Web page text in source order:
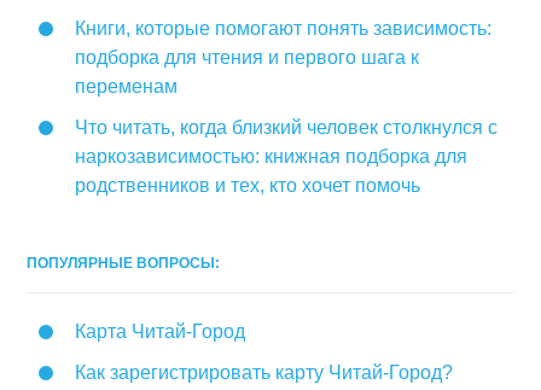
Книги, которые помогают понять зависимость:
подборка для чтения и первого шага к
переменам
Что читать, когда близкий человек столкнулся с
наркозависимостью: книжная подборка для
родственников и тех, кто хочет помочь
ПОПУЛЯРНЫЕ ВОПРОСЫ:
Карта Читай-Город
Как зарегистрировать карту Читай-Город?